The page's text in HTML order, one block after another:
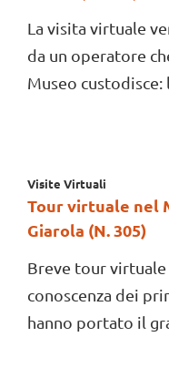
La visita virtuale
da un operatore
Museo custodisce:
Visite Virtuali
Tour virtuale nel
Giarola (N. 305)
Breve tour virtuale
conoscenza dei
hanno portato il